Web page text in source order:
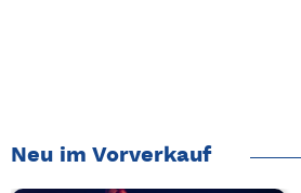
Neu im Vorverkauf